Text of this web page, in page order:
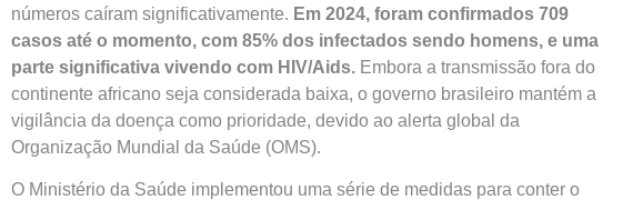
números caíram significativamente. Em 2024, foram confirmados 709
casos até o momento, com 85% dos infectados sendo homens, e uma
parte significativa vivendo com HIV/Aids. Embora a transmissão fora do
continente africano seja considerada baixa, o governo brasileiro mantém a
vigilância da doença como prioridade, devido ao alerta global da
Organização Mundial da Saúde (OMS).
O Ministério da Saúde implementou uma série de medidas para conter o